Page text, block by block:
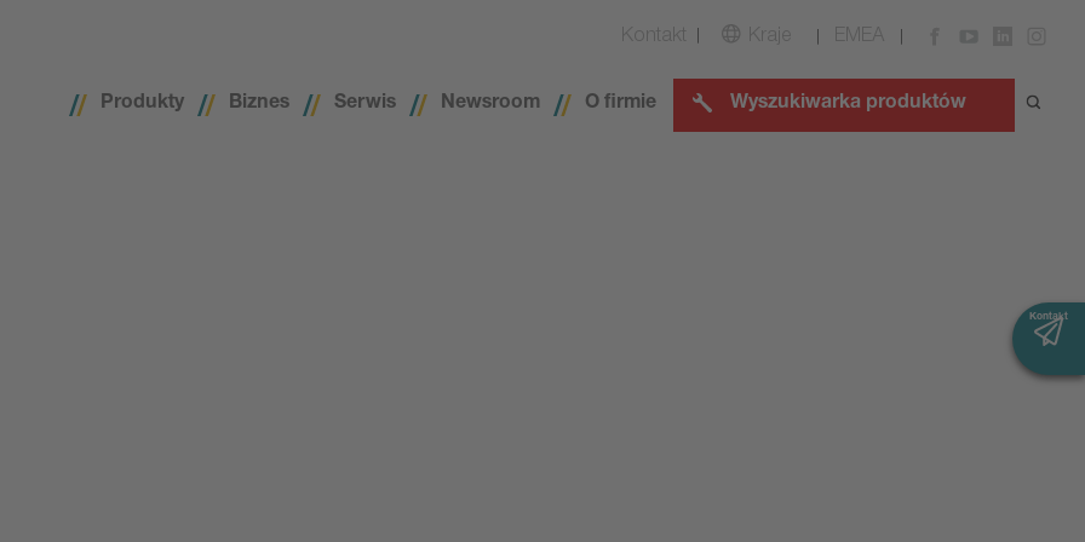
Kontakt Kraje EMEA
Produkty Biznes Serwis Newsroom O firmie Wyszukiwarka produktów
Kontakt